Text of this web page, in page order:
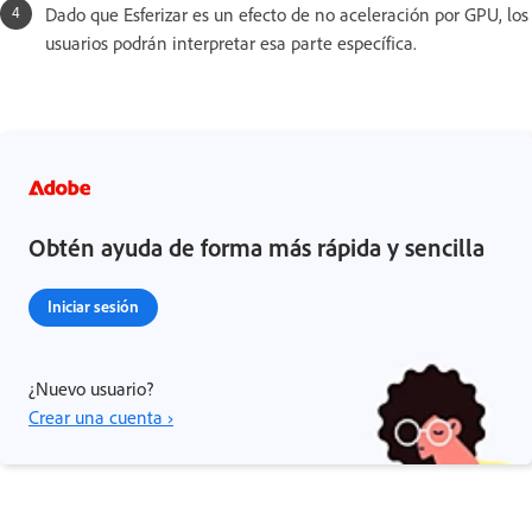
Dado que Esferizar es un efecto de no aceleración por GPU, los
usuarios podrán interpretar esa parte específica.
Obtén ayuda de forma más rápida y sencilla
Iniciar sesión
¿Nuevo usuario?
Crear una cuenta ›